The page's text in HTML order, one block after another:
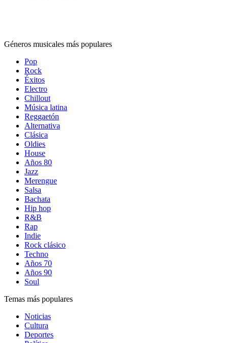
Géneros musicales más populares
Pop
Rock
Éxitos
Electro
Chillout
Música latina
Reggaetón
Alternativa
Clásica
Oldies
House
Años 80
Jazz
Merengue
Salsa
Bachata
Hip hop
R&B
Rap
Indie
Rock clásico
Techno
Años 70
Años 90
Soul
Temas más populares
Noticias
Cultura
Deportes